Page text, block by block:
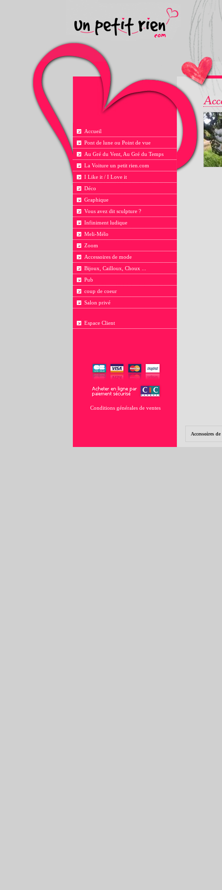
Accueil
Pont de lune ou Point de vue
Au Gré du Vent, Au Gré du Temps
La Voiture un petit rien.com
I Like it / I Love it
Déco
Graphique
Vous avez dit sculpture ?
Infiniment ludique
Meli-Mélo
Zoom
Accessoires de mode
Bijoux, Cailloux, Choux ...
Pub
coup de coeur
Salon privé
Espace Client
Conditions générales de ventes
Accessoires